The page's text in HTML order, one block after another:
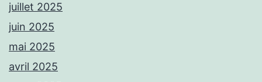
juillet 2025
juin 2025
mai 2025
avril 2025